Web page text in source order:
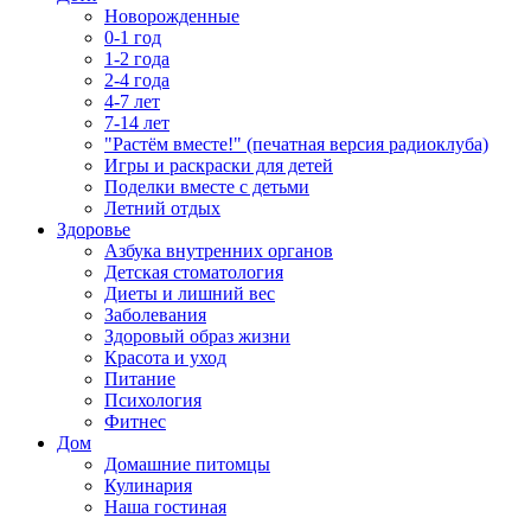
Новорожденные
0-1 год
1-2 года
2-4 года
4-7 лет
7-14 лет
"Растём вместе!" (печатная версия радиоклуба)
Игры и раскраски для детей
Поделки вместе с детьми
Летний отдых
Здоровье
Азбука внутренних органов
Детская стоматология
Диеты и лишний вес
Заболевания
Здоровый образ жизни
Красота и уход
Питание
Психология
Фитнес
Дом
Домашние питомцы
Кулинария
Наша гостиная